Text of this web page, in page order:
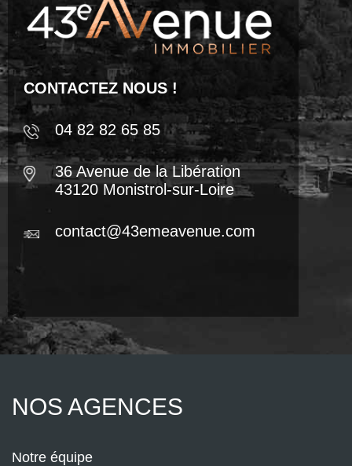
CONTACTEZ NOUS !
04 82 82 65 85
36 Avenue de la Libération
43120 Monistrol-sur-Loire
contact@43emeavenue.com
NOS AGENCES
Notre équipe